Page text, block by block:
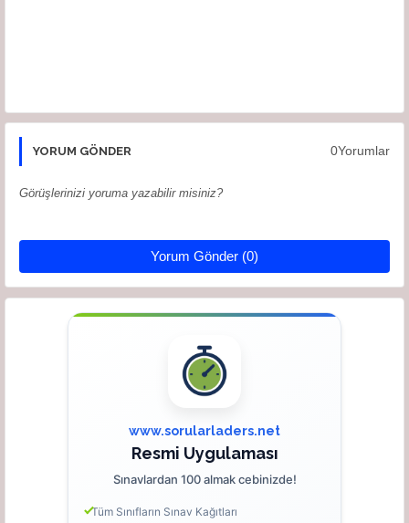
YORUM GÖNDER 0Yorumlar
Görüşlerinizi yoruma yazabilir misiniz?
Yorum Gönder (0)
www.sorularladers.net
Resmi Uygulaması
Sınavlardan 100 almak cebinizde!
Tüm Sınıfların Sınav Kağıtları